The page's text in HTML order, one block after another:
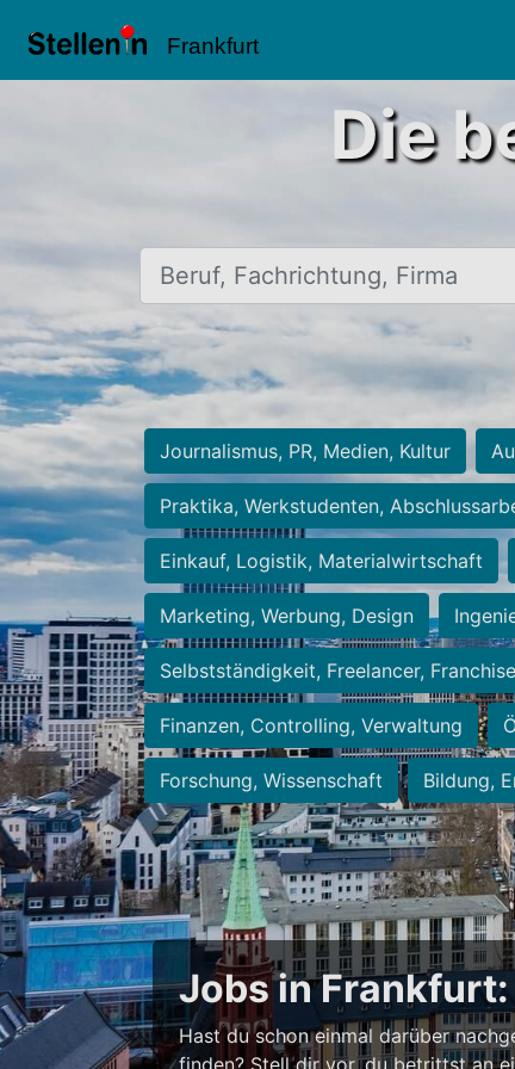
Frankfurt
Die
Beruf, Fachrichtung, Firma
Journalismus, PR, Medien, Kultur
Praktika, Werkstudenten,
Einkauf, Logistik, Materialwirtschaft
Marketing, Werbung, Design
Selbstständigkeit, Freelancer, Franchise
Finanzen, Controlling, Verwaltung
Forschung, Wissenschaft Bildung,
Jobs in
Hast du schon einmal darüber